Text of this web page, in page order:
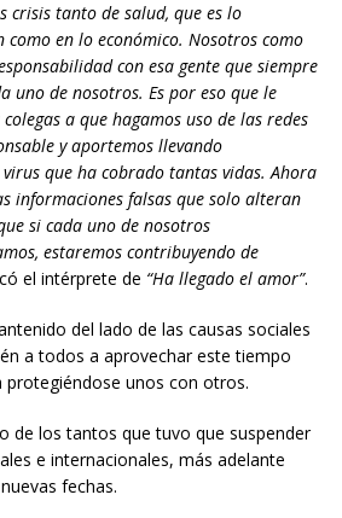
crisis tanto de salud, que es lo
en lo económico. Nosotros como
con esa gente que siempre
uno de nosotros. Es por eso que le
a que hagamos uso de las redes
y aportemos llevando
que ha cobrado tantas vidas. Ahora
informaciones falsas que solo alteran
si cada uno de nosotros
estaremos contribuyendo de
el intérprete de “Ha llegado el amor”.
del lado de las causas sociales
a todos a aprovechar este tiempo
protegiéndose unos con otros.
de los tantos que tuvo que suspender
e internacionales, más adelante
fechas.